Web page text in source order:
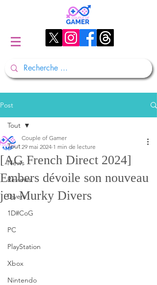
Post
Tout
News
Reviews
Divers
1D#CoG
PC
PlayStation
Xbox
Nintendo
Tout
[AG French Direct 2024]
Embers dévoile son nouveau
jeu Murky Divers
Couple of Gamer
29 mai 2024 1 min de lecture